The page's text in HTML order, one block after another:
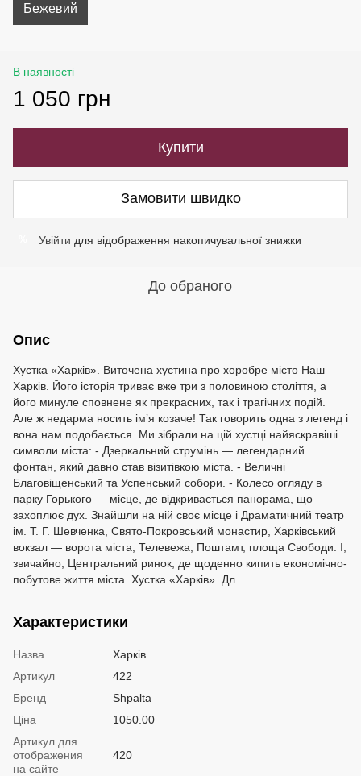
Бежевий
В наявності
1 050 грн
Купити
Замовити швидко
Увійти для відображення накопичувальної знижки
До обраного
Опис
Хустка «Харків». Виточена хустина про хоробре місто Наш
Харків. Його історія триває вже три з половиною століття, а
його минуле сповнене як прекрасних, так і трагічних подій.
Але ж недарма носить імʼя козаче! Так говорить одна з легенд і
вона нам подобається. Ми зібрали на цій хустці найяскравіші
символи міста: - Дзеркальний струмінь — легендарний
фонтан, який давно став візитівкою міста. - Величні
Благовіщенський та Успенський собори. - Колесо огляду в
парку Горького — місце, де відкривається панорама, що
захоплює дух. Знайшли на ній своє місце і Драматичний театр
ім. Т. Г. Шевченка, Свято-Покровський монастир, Харківський
вокзал — ворота міста, Телевежа, Поштамт, площа Свободи. І,
звичайно, Центральний ринок, де щоденно кипить економічно-
побутове життя міста. Хустка «Харків». Дл
Характеристики
Назва
Харків
Артикул
422
Бренд
Shpalta
Ціна
1050.00
Артикул для
отображения
на сайте
420